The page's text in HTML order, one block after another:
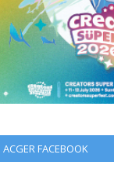
ACGER FACEBOOK